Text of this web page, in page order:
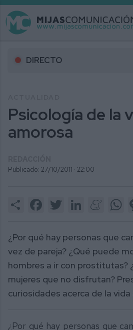
DIRECTO
Psicología de la
amorosa
Publicado: 27/10/2011 · 22:00
Share FacebookTwitter LinkedIn
¿Por qué hay personas que
vez de pareja? ¿Qué puede
hombres a ir con prostitutas?
mujeres que no disfrutan?
curiosidades acerca de la vida
¿Por qué hay personas que